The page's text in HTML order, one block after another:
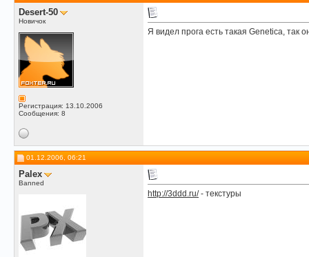
Desert-50
Новичок
Регистрация: 13.10.2006
Сообщения: 8
Я видел прога есть такая Genetica, так
01.12.2006, 06:21
Palex
Banned
http://3ddd.ru/- текстуры